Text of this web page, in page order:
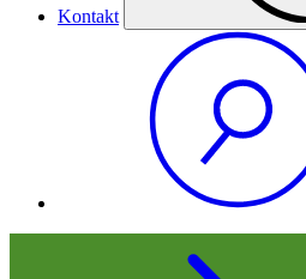
Kontakt